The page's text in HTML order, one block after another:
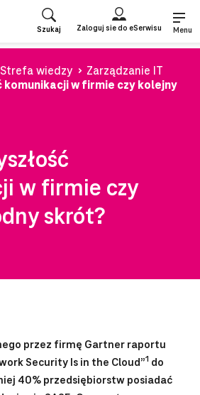
Szukaj Zaloguj sie do eSerwisu Menu
Strefa wiedzy
Zarządzanie IT
komunikacji w firmie czy kolejny
w firmie czy
skrót?
przez firmę Gartner raportu
Security Is in the Cloud”1 do
40% przedsiębiorstw posiadać